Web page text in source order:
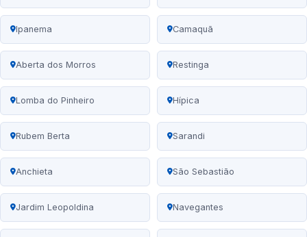
Ipanema Camaquã
Aberta dos Morros Restinga
Lomba do Pinheiro Hípica
Rubem Berta Sarandi
Anchieta São Sebastião
Jardim Leopoldina Navegantes